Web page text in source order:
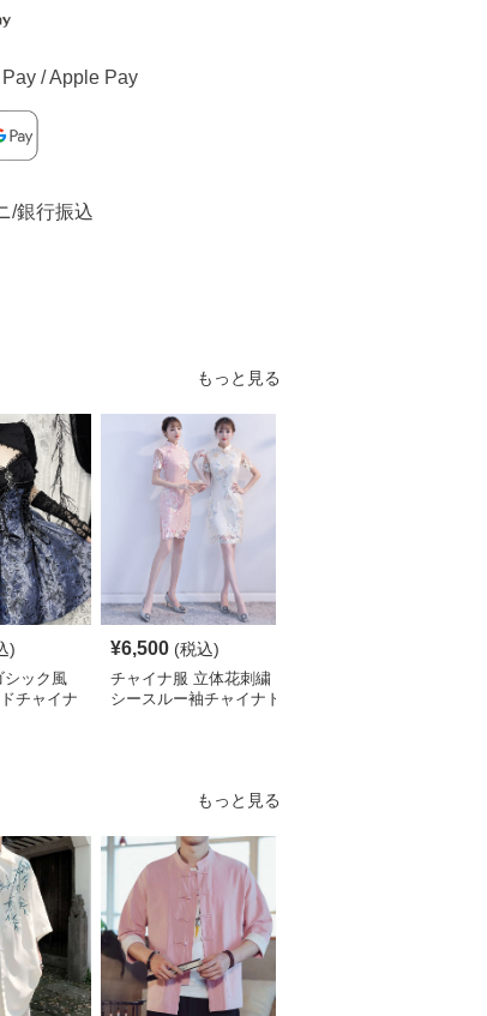
/ Apple Pay
/銀行振込
もっと見る
)
シック風
チャイナ
¥6,500 (税込)
チャイナ服 立体花刺繍
シースルー袖チャイナド
もっと見る